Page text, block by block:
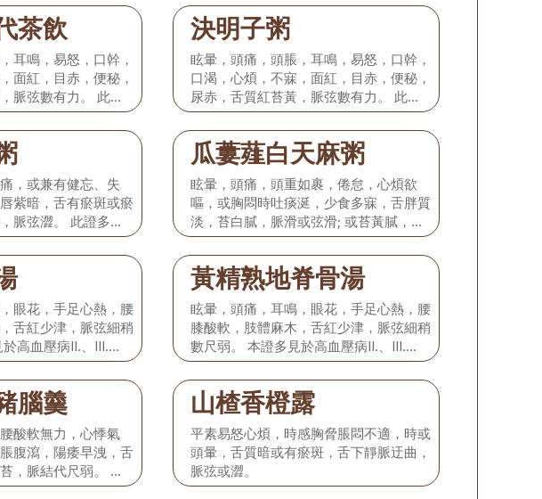
花剝，脈細而數。
茶飲
耳鳴，易怒，口幹，
面紅，目赤，便秘，
脈弦數有力。 此證
。
決明子粥
眩暈，頭痛，頭脹，耳鳴，易怒，口幹，
口渴，心煩，不寐，面紅，目赤，便秘，
尿赤，舌質紅苔黃，脈弦數有力。 此證
多見於高血壓病I期。
，或兼有健忘、失
紫暗，舌有瘀斑或瘀
脈弦澀。 此證多見
瓜蔞薤白天麻粥
眩暈，頭痛，頭重如裹，倦怠，心煩欲
嘔，或胸悶時吐痰涎，少食多寐，舌胖質
淡，苔白膩，脈滑或弦滑; 或苔黃膩，脈
弦滑而數。 本證多見於高血壓病II.期。
眼花，手足心熱，腰
舌紅少津，脈弦細稍
高血壓病II.、III.
黃精熟地脊骨湯
眩暈，頭痛，耳鳴，眼花，手足心熱，腰
膝酸軟，肢體麻木，舌紅少津，脈弦細稍
數尺弱。 本證多見於高血壓病II.、III.
期。
腦羹
酸軟無力，心悸氣
腹瀉，陽痿早洩，舌
，脈結代尺弱。 多
山楂香橙露
平素易怒心煩，時感胸脅脹悶不適，時或
頭暈，舌質暗或有瘀斑，舌下靜脈迂曲，
脈弦或澀。